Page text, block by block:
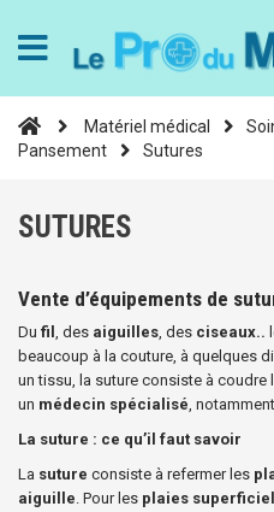
Matériel médical
Pansement
Sutures
SUTURES
Vente d’équipements de
Du fil , des aiguilles, des ciseaux..
beaucoup à la couture, à quelques
un tissu, la suture consiste à coudre
un médecin spécialisé,
La suture : ce qu’il faut savoir
La suture consiste à refermer les
aiguille. Pour les plaies